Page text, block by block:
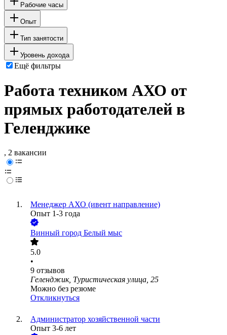
Рабочие часы
Опыт
Тип занятости
Уровень дохода
Ещё фильтры
Работа техником АХО от
прямых работодателей в
Геленджике
, 2 вакансии
Менеджер АХО (ивент направление)
Опыт 1-3 года
Винный город Белый мыс
5.0
•
9 отзывов
Геленджик, Туристическая улица, 25
Можно без резюме
Откликнуться
Администратор хозяйственной части
Опыт 3-6 лет